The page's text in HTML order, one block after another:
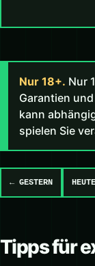
Nur 18+. Nur
Garantien
kann
spielen Sie
← GESTERN HEUTE
Tipps für